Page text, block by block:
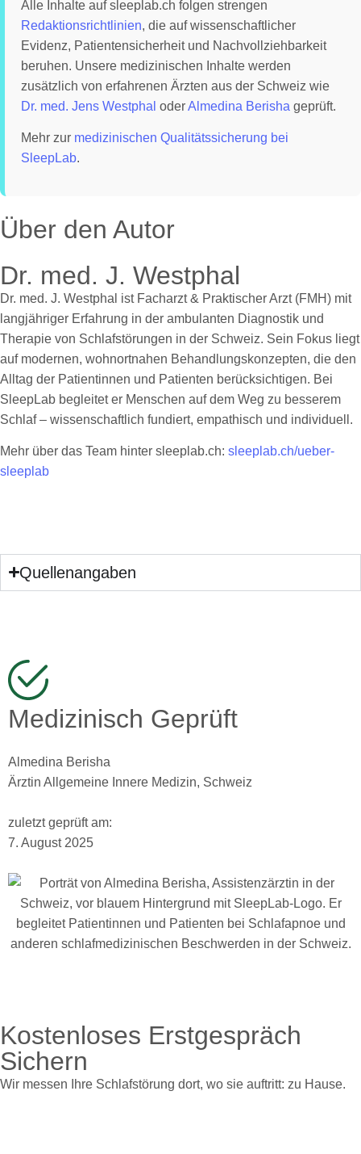
Alle Inhalte auf sleeplab.ch folgen strengen
Redaktionsrichtlinien, die auf wissenschaftlicher
Evidenz, Patientensicherheit und Nachvollziehbarkeit
beruhen. Unsere medizinischen Inhalte werden
zusätzlich von erfahrenen Ärzten aus der Schweiz wie
Dr. med. Jens Westphal oderAlmedina Berisha geprüft.
Mehr zur medizinischen Qualitätssicherung bei
SleepLab.
Über den Autor
Dr. med. J. Westphal
Dr. med. J. Westphal ist Facharzt & Praktischer Arzt (FMH) mit
langjähriger Erfahrung in der ambulanten Diagnostik und
Therapie von Schlafstörungen in der Schweiz. Sein Fokus liegt
auf modernen, wohnortnahen Behandlungskonzepten, die den
Alltag der Patientinnen und Patienten berücksichtigen. Bei
SleepLab begleitet er Menschen auf dem Weg zu besserem
Schlaf – wissenschaftlich fundiert, empathisch und individuell.
Mehr über das Team hinter sleeplab.ch: sleeplab.ch/ueber-
sleeplab
Quellenangaben
Medizinisch Geprüft
Almedina Berisha
Ärztin Allgemeine Innere Medizin, Schweiz
zuletzt geprüft am:
7. August 2025
Kostenloses Erstgespräch
Sichern
Wir messen Ihre Schlafstörung dort, wo sie auftritt: zu Hause.